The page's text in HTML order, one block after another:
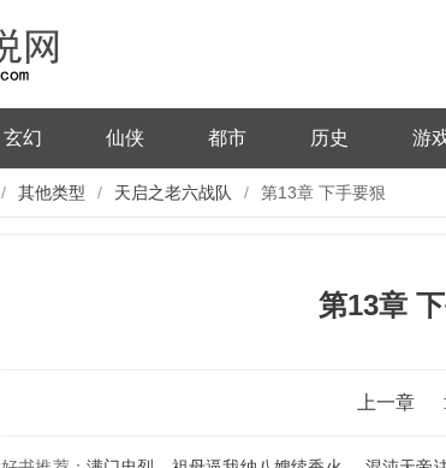
玄幻 仙侠 都市 历史 游
其他类型 天启之老六战队 第13章 下手要狠
第13章
上一章